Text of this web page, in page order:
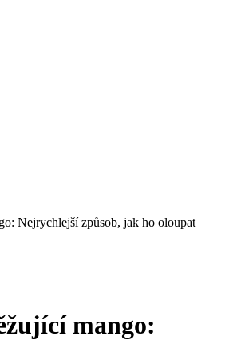
Nejrychlejší způsob, jak ho oloupat
mango: